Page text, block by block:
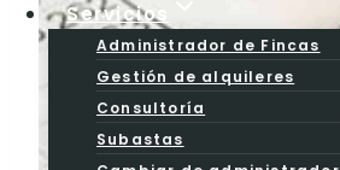
Servicios
Administrador de Fincas
Gestión de alquileres
Consultoría
Subastas
Precios